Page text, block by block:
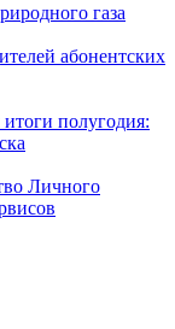
газа
абонентских
полугодия:
Личного